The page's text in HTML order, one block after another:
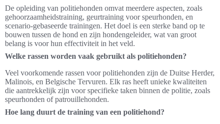
De opleiding van politiehonden omvat meerdere aspecten, zoals
gehoorzaamheidstraining, geurtraining voor speurhonden, en
scenario-gebaseerde trainingen. Het doel is een sterke band op te
bouwen tussen de hond en zijn hondengeleider, wat van groot
belang is voor hun effectiviteit in het veld.
Welke rassen worden vaak gebruikt als politiehonden?
Veel voorkomende rassen voor politiehonden zijn de Duitse Herder,
Malinois, en Belgische Tervuren. Elk ras heeft unieke kwaliteiten
die aantrekkelijk zijn voor specifieke taken binnen de politie, zoals
speurhonden of patrouillehonden.
Hoe lang duurt de training van een politiehond?